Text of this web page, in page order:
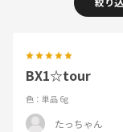
BX1☆tour
色：単品 6g
たっちゃん